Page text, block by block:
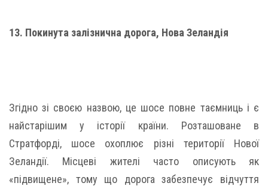
13. Покинута залізнична дорога, Нова Зеландія
Згідно зі своєю назвою, це шосе повне таємниць і є
найстарішим у історії країни. Розташоване в
Стратфорді, шосе охоплює різні території Нової
Зеландії. Місцеві жителі часто описують як
«підвищене», тому що дорога забезпечує відчуття